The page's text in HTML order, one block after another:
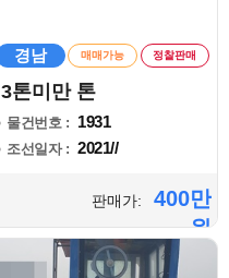
경남 매매가능 정찰판매
3톤미만 톤
물건번호 : 1931
조선일자 : 2021//
판매가:
400만
원